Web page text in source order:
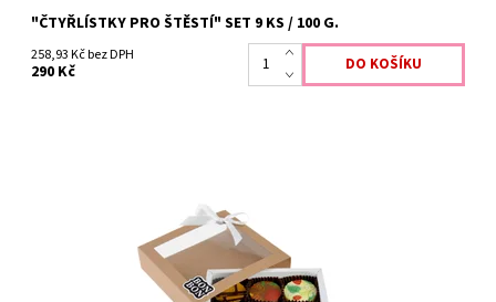
"ČTYŘLÍSTKY PRO ŠTĚSTÍ" SET 9 KS / 100 G.
258,93 Kč bez DPH
290 Kč